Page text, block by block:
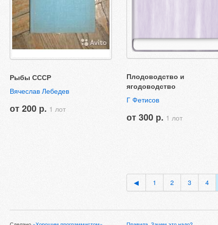
Рыбы СССР
Вячеслав Лебедев
от 200 р. 1 лот
Плодоводство и
ягодоводство
Г Фетисов
от 300 р. 1 лот
◀ 1 2 3 4